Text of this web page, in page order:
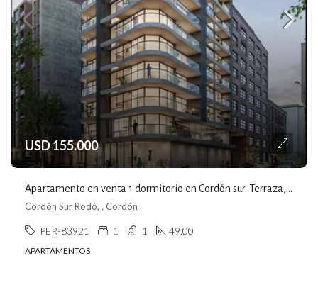
USD 155.000
Apartamento en venta 1 dormitorio en Cordón sur. Terraza, Parrillero. Divino
Cordón Sur Rodó, , Cordón
PER-83921 1 1 49.00
APARTAMENTOS